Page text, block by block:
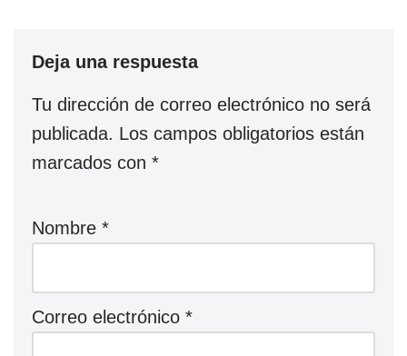
Deja una respuesta
Tu dirección de correo electrónico no será
publicada. Los campos obligatorios están
marcados con *
Nombre *
Correo electrónico *